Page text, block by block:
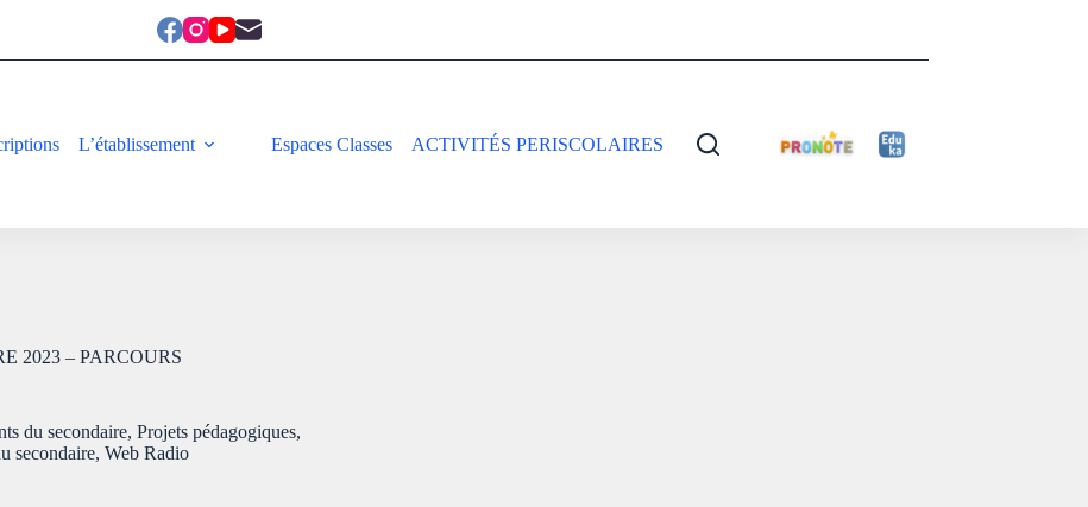
L’établissement Espaces Classes ACTIVITÉS PERISCOLAIRES
2023 – PARCOURS
du secondaire, Projets pédagogiques,
secondaire, Web Radio